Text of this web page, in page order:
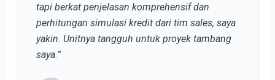
tapi berkat penjelasan komprehensif dan
perhitungan simulasi kredit dari tim sales, saya
yakin. Unitnya tangguh untuk proyek tambang
saya.”